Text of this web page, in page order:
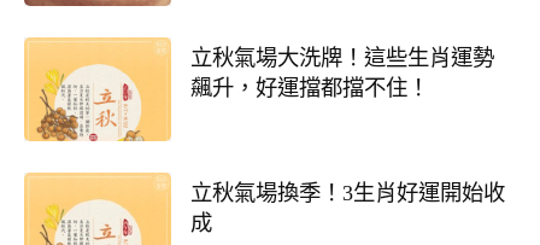
立秋氣場大洗牌！這些生肖運勢
飆升，好運擋都擋不住！
立秋氣場換季！3生肖好運開始收
成